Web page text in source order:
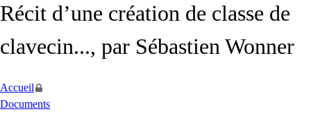
Récit d’une création de classe de
clavecin..., par Sébastien Wonner
Accueil
Documents